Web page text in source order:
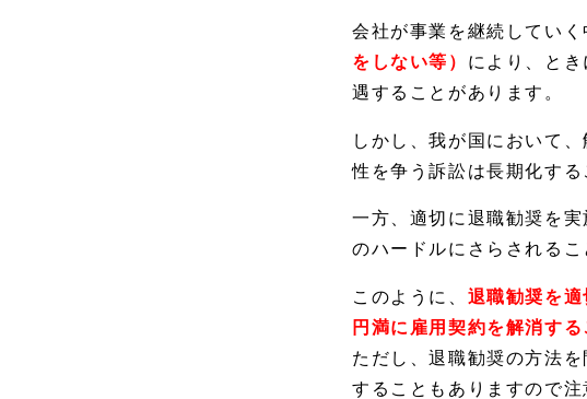
会社が事業を継続してい
をしない等） により、と
遇することがあります。
しかし、我が国において
性を争う訴訟は長期化する
一方、適切に退職勧奨を
のハードルにさらされる
このように、 退職勧奨を
円満に雇用契約を解消す
ただし、退職勧奨の方法
することもありますので注